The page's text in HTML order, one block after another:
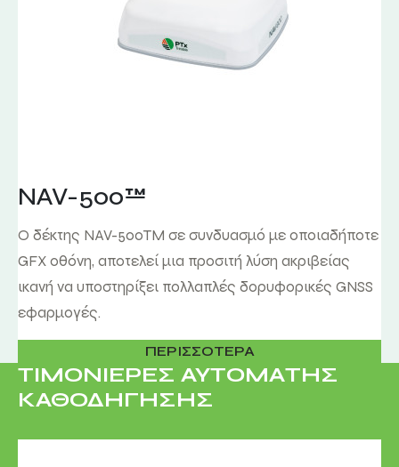
NAV-500™
O δέκτης NAV-500TM σε συνδυασμό με οποιαδήποτε
GFX οθόνη, αποτελεί μια προσιτή λύση ακριβείας
ικανή να υποστηρίξει πολλαπλές δορυφορικές GNSS
εφαρμογές.
ΠΕΡΙΣΣΟΤΕΡΑ
ΤΙΜΟΝΙΕΡΕΣ ΑΥΤΟΜΑΤΗΣ
ΚΑΘΟΔΗΓΗΣΗΣ